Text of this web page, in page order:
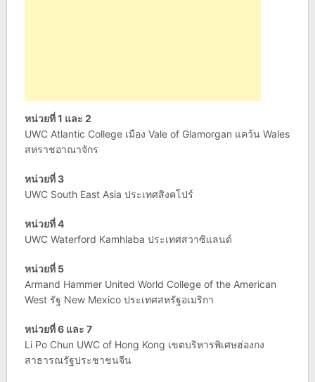
หน่วยที่ 1 และ 2
UWC Atlantic College เมือง Vale of Glamorgan แคว้น Wales
สหราชอาณาจักร
หน่วยที่ 3
UWC South East Asia ประเทศสิงคโปร์
หน่วยที่ 4
UWC Waterford Kamhlaba ประเทศสวาซิแลนด์
หน่วยที่ 5
Armand Hammer United World College of the American
West รัฐ New Mexico ประเทศสหรัฐอเมริกา
หน่วยที่ 6 และ 7
Li Po Chun UWC of Hong Kong เขตบริหารพิเศษฮ่องกง
สาธารณรัฐประชาชนจีน